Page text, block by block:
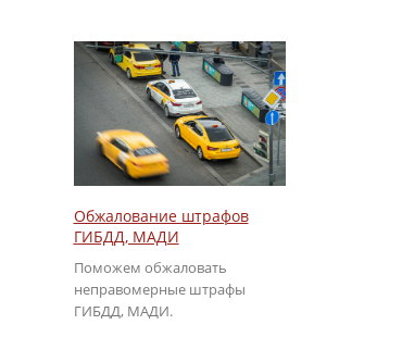
Обжалование штрафов
ГИБДД, МАДИ
Поможем обжаловать
неправомерные штрафы
ГИБДД, МАДИ.